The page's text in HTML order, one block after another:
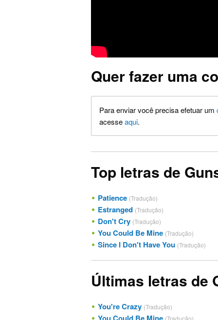
Quer fazer uma
Para enviar você precisa efetuar um
acesseaqui.
Top letras de
Patience (Tradução)
Estranged (Tradução)
Don't Cry (Tradução)
You Could Be Mine (Tradução)
Since I Don't Have You (Tradução)
Últimas letras de
You're Crazy (Tradução)
(Tradução)